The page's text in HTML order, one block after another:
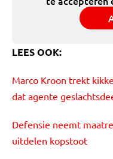
LEES OOK:
Marco Kroon trekt
dat agente
Defensie neemt
uitdelen kopstoot